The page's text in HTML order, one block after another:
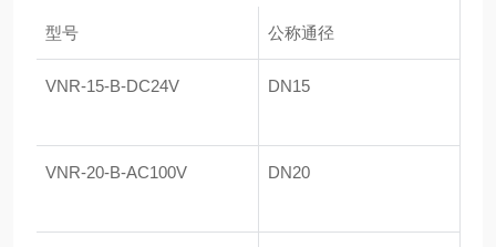
型号 公称通径
VNR-15-B-DC24V DN15
VNR-20-B-AC100V DN20